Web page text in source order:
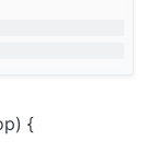
{